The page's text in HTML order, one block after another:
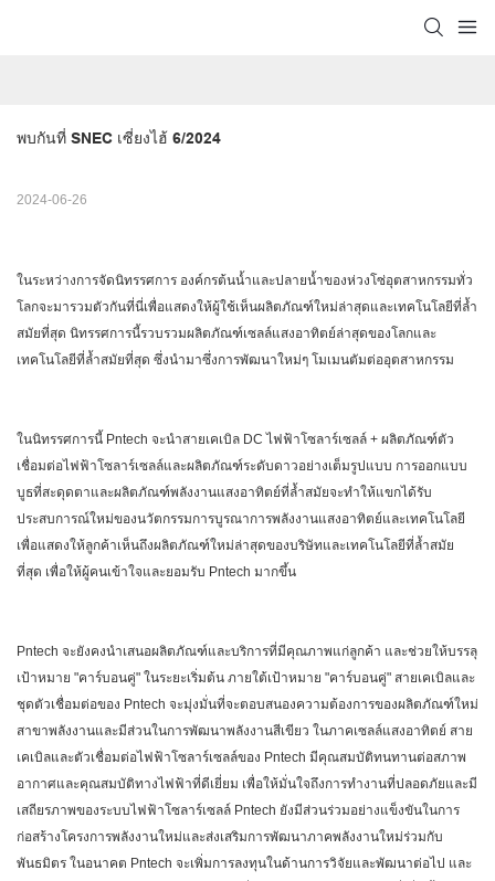
พบกันที่ SNEC เซี่ยงไฮ้ 6/2024
2024-06-26
ในระหว่างการจัดนิทรรศการ องค์กรต้นน้ำและปลายน้ำของห่วงโซ่อุตสาหกรรมทั่ว
โลกจะมารวมตัวกันที่นี่เพื่อแสดงให้ผู้ใช้เห็นผลิตภัณฑ์ใหม่ล่าสุดและเทคโนโลยีที่ล้ำ
สมัยที่สุด นิทรรศการนี้รวบรวมผลิตภัณฑ์เซลล์แสงอาทิตย์ล่าสุดของโลกและ
เทคโนโลยีที่ล้ำสมัยที่สุด ซึ่งนำมาซึ่งการพัฒนาใหม่ๆ โมเมนตัมต่ออุตสาหกรรม
ในนิทรรศการนี้ Pntech จะนำสายเคเบิล DC ไฟฟ้าโซลาร์เซลล์ + ผลิตภัณฑ์ตัว
เชื่อมต่อไฟฟ้าโซลาร์เซลล์และผลิตภัณฑ์ระดับดาวอย่างเต็มรูปแบบ การออกแบบ
บูธที่สะดุดตาและผลิตภัณฑ์พลังงานแสงอาทิตย์ที่ล้ำสมัยจะทำให้แขกได้รับ
ประสบการณ์ใหม่ของนวัตกรรมการบูรณาการพลังงานแสงอาทิตย์และเทคโนโลยี
เพื่อแสดงให้ลูกค้าเห็นถึงผลิตภัณฑ์ใหม่ล่าสุดของบริษัทและเทคโนโลยีที่ล้ำสมัย
ที่สุด เพื่อให้ผู้คนเข้าใจและยอมรับ Pntech มากขึ้น
Pntech จะยังคงนำเสนอผลิตภัณฑ์และบริการที่มีคุณภาพแก่ลูกค้า และช่วยให้บรรลุ
เป้าหมาย "คาร์บอนคู่" ในระยะเริ่มต้น ภายใต้เป้าหมาย "คาร์บอนคู่" สายเคเบิลและ
ชุดตัวเชื่อมต่อของ Pntech จะมุ่งมั่นที่จะตอบสนองความต้องการของผลิตภัณฑ์ใหม่
สาขาพลังงานและมีส่วนในการพัฒนาพลังงานสีเขียว ในภาคเซลล์แสงอาทิตย์ สาย
เคเบิลและตัวเชื่อมต่อไฟฟ้าโซลาร์เซลล์ของ Pntech มีคุณสมบัติทนทานต่อสภาพ
อากาศและคุณสมบัติทางไฟฟ้าที่ดีเยี่ยม เพื่อให้มั่นใจถึงการทำงานที่ปลอดภัยและมี
เสถียรภาพของระบบไฟฟ้าโซลาร์เซลล์ Pntech ยังมีส่วนร่วมอย่างแข็งขันในการ
ก่อสร้างโครงการพลังงานใหม่และส่งเสริมการพัฒนาภาคพลังงานใหม่ร่วมกับ
พันธมิตร ในอนาคต Pntech จะเพิ่มการลงทุนในด้านการวิจัยและพัฒนาต่อไป และ